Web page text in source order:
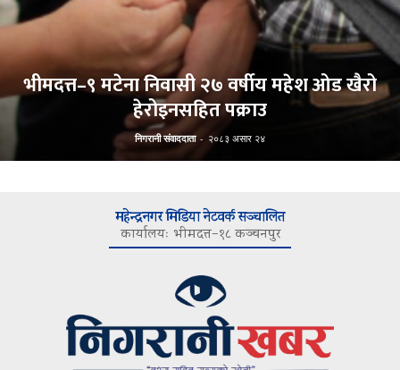
भीमदत्त–९ मटेना निवासी २७ वर्षीय महेश ओड खैरो
हेरोइनसहित पक्राउ
निगरानी संवाददाता - २०८३ असार २४
महेन्द्रनगर मिडिया नेटवर्क सञ्चालित
कार्यालयः भीमदत्त–१८ कञ्चनपुर